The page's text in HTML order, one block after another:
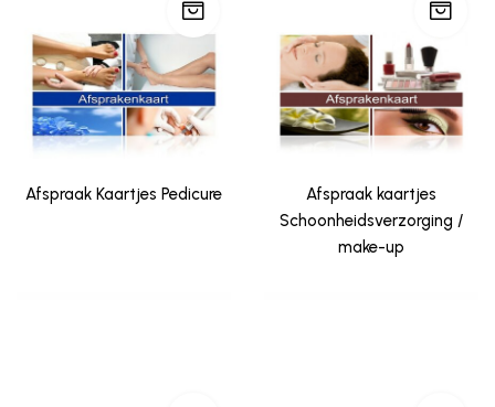
Afspraak Kaartjes Pedicure
Afspraak kaartjes
Schoonheidsverzorging /
make-up